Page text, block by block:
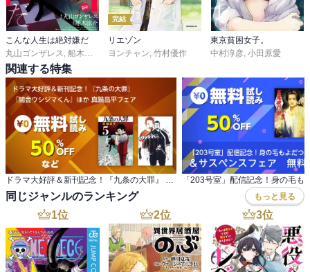
こんな人生は絶対嫌だ
丸山ゴンザレス 船木涼介
完結
リエゾン
ヨンチャン 竹村優作
東京貧困女子。
中村淳彦 小田原愛
関連する特集
同じジャンルのランキング もっと見る
1位 2位 3位